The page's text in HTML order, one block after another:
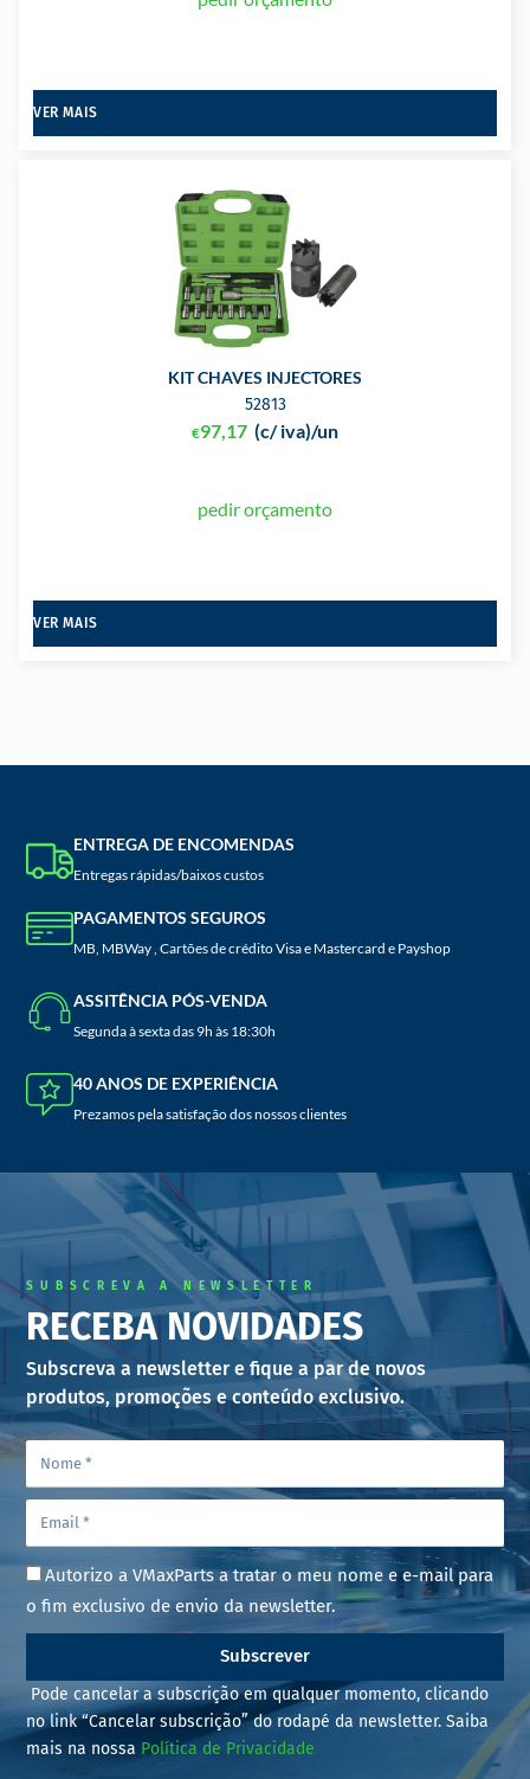
VER MAIS
KIT CHAVES INJECTORES
52813
€97,17 (c/ iva)/un
pedir orçamento
VER MAIS
ENTREGA DE ENCOMENDAS
Entregas rápidas/baixos custos
PAGAMENTOS SEGUROS
MB, MBWay , Cartões de crédito Visa e Mastercard e Payshop
ASSITÊNCIA PÓS-VENDA
Segunda à sexta das 9h às 18:30h
40 ANOS DE EXPERIÊNCIA
Prezamos pela satisfação dos nossos clientes
SUBSCREVA A NEWSLETTER
RECEBA NOVIDADES
Subscreva a newsletter e fique a par de novos
produtos, promoções e conteúdo exclusivo.
Autorizo a VMaxParts a tratar o meu nome e e-mail para
o fim exclusivo de envio da newsletter.
Subscrever
Pode cancelar a subscrição em qualquer momento, clicando
no link “Cancelar subscrição” do rodapé da newsletter. Saiba
mais na nossa Política de Privacidade